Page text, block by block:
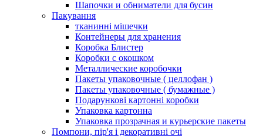
Шапочки и обниматели для бусин
Пакування
тканинні мішечки
Контейнеры для хранения
Коробка Блистер
Коробки с окошком
Металлические коробочки
Пакеты упаковочные ( целлофан )
Пакеты упаковочные ( бумажные )
Подарункові картонні коробки
Упаковка картонна
Упаковка прозрачная и курьерские пакеты
Помпони, пір'я і декоративні очі